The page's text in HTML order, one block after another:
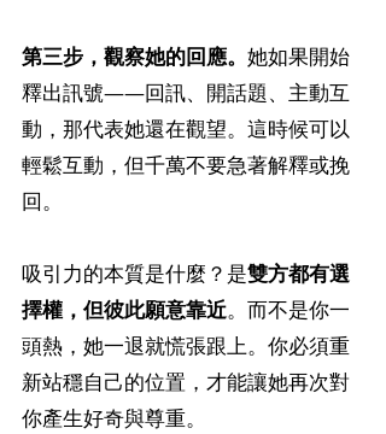
第三步，觀察她的回應。 她如果開始
釋出訊號——回訊、開話題、主動互
動，那代表她還在觀望。這時候可以
輕鬆互動，但千萬不要急著解釋或挽
回。
吸引力的本質是什麼？是雙方都有選
擇權，但彼此願意靠近。而不是你一
頭熱，她一退就慌張跟上。你必須重
新站穩自己的位置，才能讓她再次對
你產生好奇與尊重。